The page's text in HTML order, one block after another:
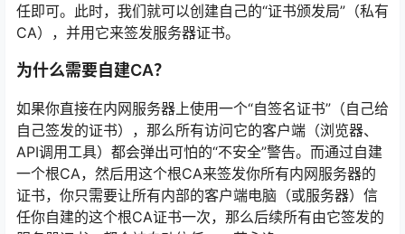
任即可。此时，我们就可以创建自己的“证书颁发局”（私有
CA），并用它来签发服务器证书。
为什么需要自建CA？
如果你直接在内网服务器上使用一个“自签名证书”（自己给
自己签发的证书），那么所有访问它的客户端（浏览器、
API调用工具）都会弹出可怕的“不安全”警告。而通过自建
一个根CA，然后用这个根CA来签发你所有内网服务器的
证书，你只需要让所有内部的客户端电脑（或服务器）信
任你自建的这个根CA证书一次，那么后续所有由它签发的